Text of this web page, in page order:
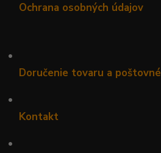
Ochrana osobných údajov
•
Doručenie tovaru a poštovné
•
Kontakt
•